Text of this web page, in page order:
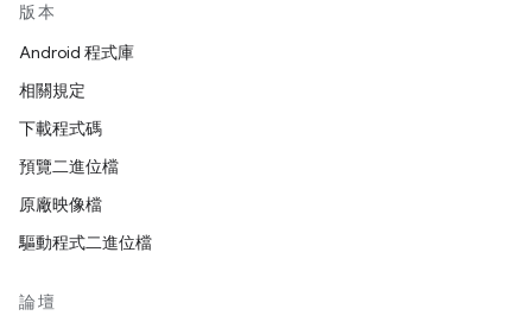
版本
Android 程式庫
相關規定
下載程式碼
預覽二進位檔
原廠映像檔
驅動程式二進位檔
論壇